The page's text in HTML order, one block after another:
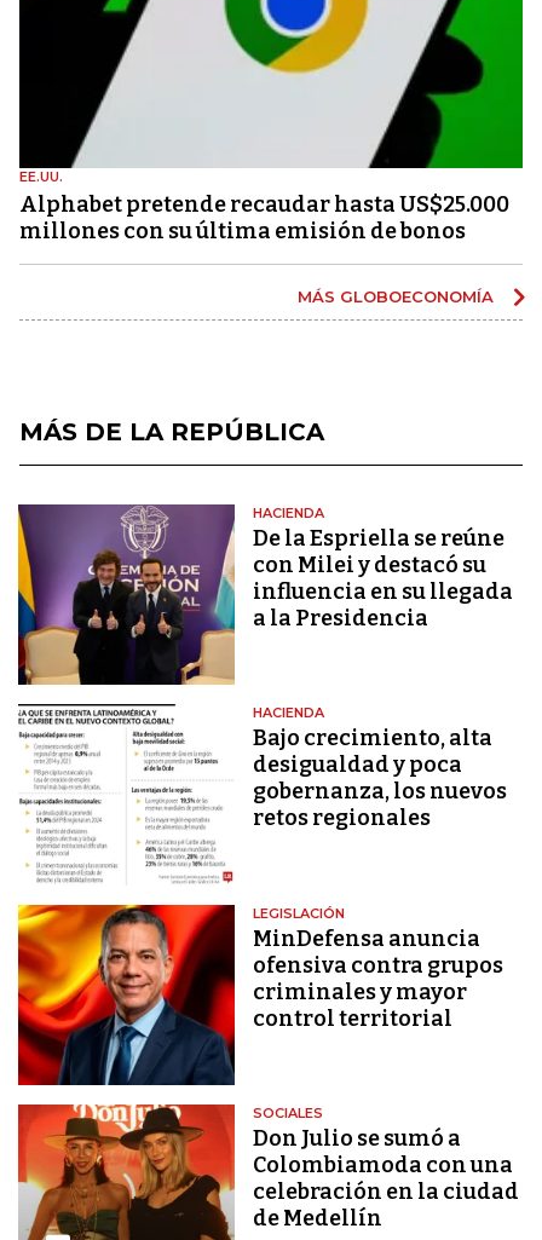
EE.UU.
Alphabet pretende recaudar hasta US$25.000
millones con su última emisión de bonos
MÁS GLOBOECONOMÍA
MÁS DE LA REPÚBLICA
HACIENDA
De la Espriella se reúne
con Milei y destacó su
influencia en su llegada
a la Presidencia
HACIENDA
Bajo crecimiento, alta
desigualdad y poca
gobernanza, los nuevos
retos regionales
LEGISLACIÓN
MinDefensa anuncia
ofensiva contra grupos
criminales y mayor
control territorial
SOCIALES
Don Julio se sumó a
Colombiamoda con una
celebración en la ciudad
de Medellín